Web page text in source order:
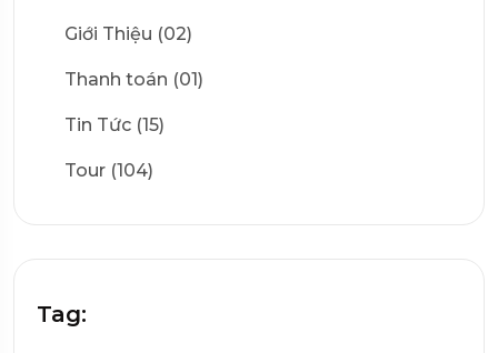
Giới Thiệu (02)
Thanh toán (01)
Tin Tức (15)
Tour (104)
Tag: